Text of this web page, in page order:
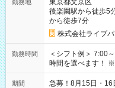
勤務地
東京都文京区
後楽園駅から徒歩5
から徒歩7分
株式会社ライブ
勤務時間
＜シフト例＞ 7:00～23:00
時間を選べます！
期間 急募！8月15日・16